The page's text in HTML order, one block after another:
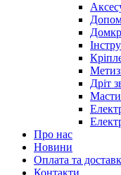
Дріт
Про нас
Новини
Оплата та